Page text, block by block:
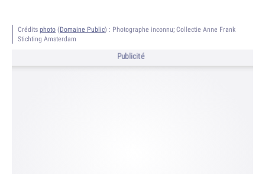
Crédits photo (Domaine Public) : Photographe inconnu; Collectie Anne Frank
Stichting Amsterdam
Publicité